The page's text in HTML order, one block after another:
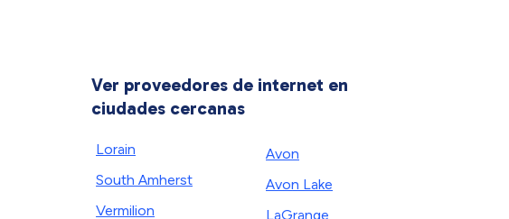
Ver proveedores de internet en
ciudades cercanas
Lorain
South Amherst
Vermilion
Avon
Avon Lake
LaGrange